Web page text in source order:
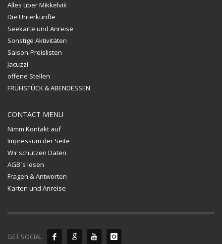
Alles über Mikkelvik
Die Unterkünfte
Seekarte und Anreise
Sonstige Aktivitäten
Saison-Preislisten
Jacuzzi
offene Stellen
FRÜHSTÜCK & ABENDESSEN
CONTACT MENU
Nimm Kontakt auf
Impressum der Seite
Wir schützen Daten
AGB´s lesen
Fragen & Antworten
Karten und Anreise
GET SOCIAL